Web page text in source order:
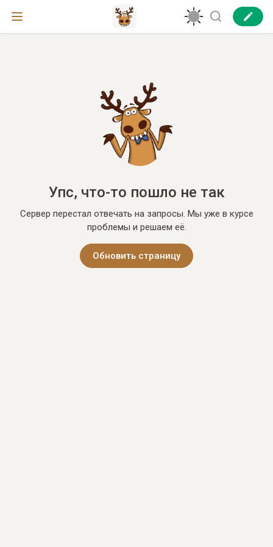
Упс, что-то пошло не так
Сервер перестал отвечать на запросы. Мы уже в курсе
проблемы и решаем её.
Обновить страницу